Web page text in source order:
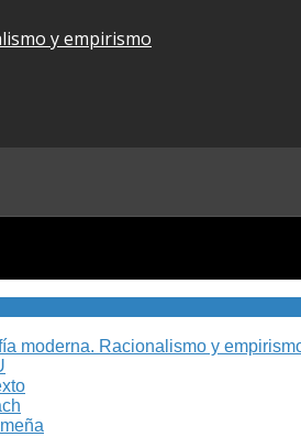
y empirismo
moderna. Racionalismo y